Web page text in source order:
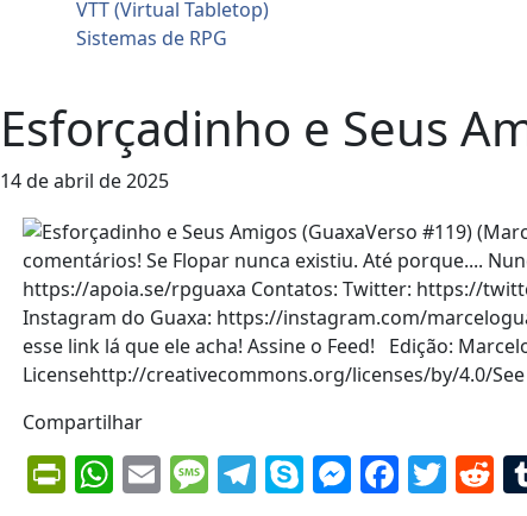
VTT (Virtual Tabletop)
Sistemas de RPG
Esforçadinho e Seus
14 de abril de 2025
Compartilhar
PrintFriendly
WhatsApp
EmailMessage
Telegram
Skype